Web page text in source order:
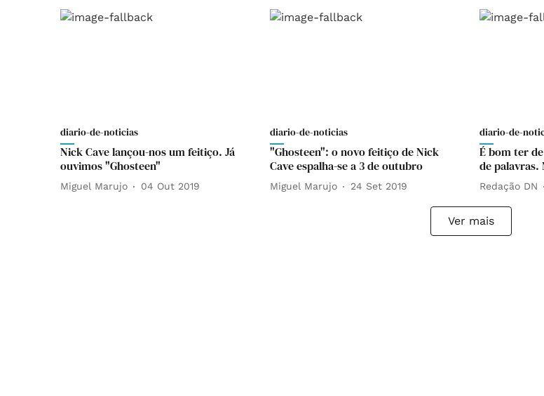
diario-de-noticias
Nick Cave lançou-nos um feitiço. Já
ouvimos "Ghosteen"
Miguel Marujo 04 Out 2019
diario-de-noticias
"Ghosteen": o novo feitiço de Nick
Cave espalha-se a 3 de outubro
Miguel Marujo 24 Set 2019
diario-de-
É bom ter
de
Redação DN
Ver mais